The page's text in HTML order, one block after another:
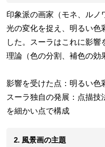
印象派の画家（モネ、ルノ
光の変化を捉え、明るい色
した。スーラはこれに影
理論（色の分割、補色の効
影響を受けた点：明るい色
スーラ独自の発展：点描
を細かい点で構成
2. 風景画の主題